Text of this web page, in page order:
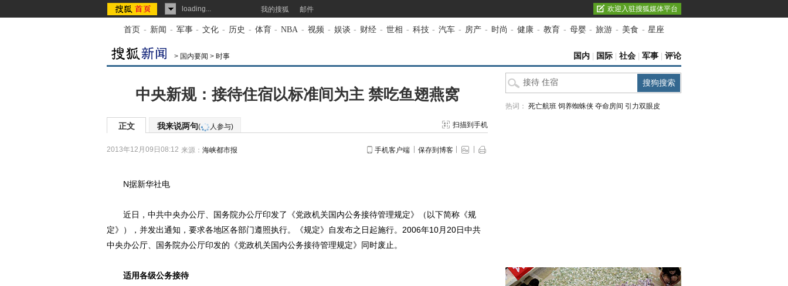
loading... 我的搜狐 邮件 欢迎入驻搜狐媒体平台
首页 - 新闻 - 军事 - 文化 - 历史 - 体育 - NBA - 视频 - 娱谈 - 财经 - 世相 - 科技 - 汽车 - 房产 - 时尚 - 健康 - 教育 - 母婴 - 旅游 - 美食 - 星座
> 国内要闻 > 时事 国内 国际 社会 军事 评论
中央新规：接待住宿以标准间为主 禁吃鱼翅燕窝
正文 我来说两句( 人参与) 扫描到手机
2013年12月09日08:12 来源： 海峡都市报 手机客户端 保存到博客
N据新华社电
近日，中共中央办公厅、国务院办公厅印发了《党政机关国内公务接待管理规定》（以下简称《规
定》），并发出通知，要求各地区各部门遵照执行。《规定》自发布之日起施行。2006年10月20日中共
中央办公厅、国务院办公厅印发的《党政机关国内公务接待管理规定》同时废止。
适用各级公务接待
热词： 死亡航班 饲养蜘蛛侠 夺命房间 引力双眼皮